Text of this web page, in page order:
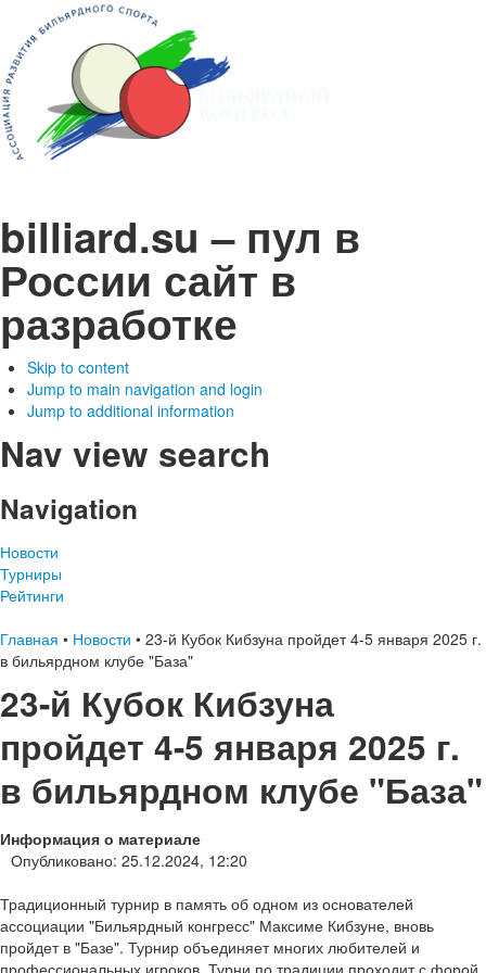
billiard.su – пул в
России сайт в
разработке
Skip to content
Jump to main navigation and login
Jump to additional information
Nav view search
Navigation
Новости
Турниры
Рейтинги
Главная • Новости • 23-й Кубок Кибзуна пройдет 4-5 января 2025 г.
в бильярдном клубе "База"
23-й Кубок Кибзуна
пройдет 4-5 января 2025 г.
в бильярдном клубе "База"
Информация о материале
Опубликовано: 25.12.2024, 12:20
Традиционный турнир в память об одном из основателей
ассоциации "Бильярдный конгресс" Максиме Кибзуне, вновь
пройдет в "Базе". Турнир объединяет многих любителей и
профессиональных игроков. Турни по традиции проходит с форой.